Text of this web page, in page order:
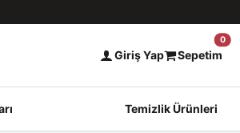
Giriş Yap Sepetim
0
Temizlik Ürünleri